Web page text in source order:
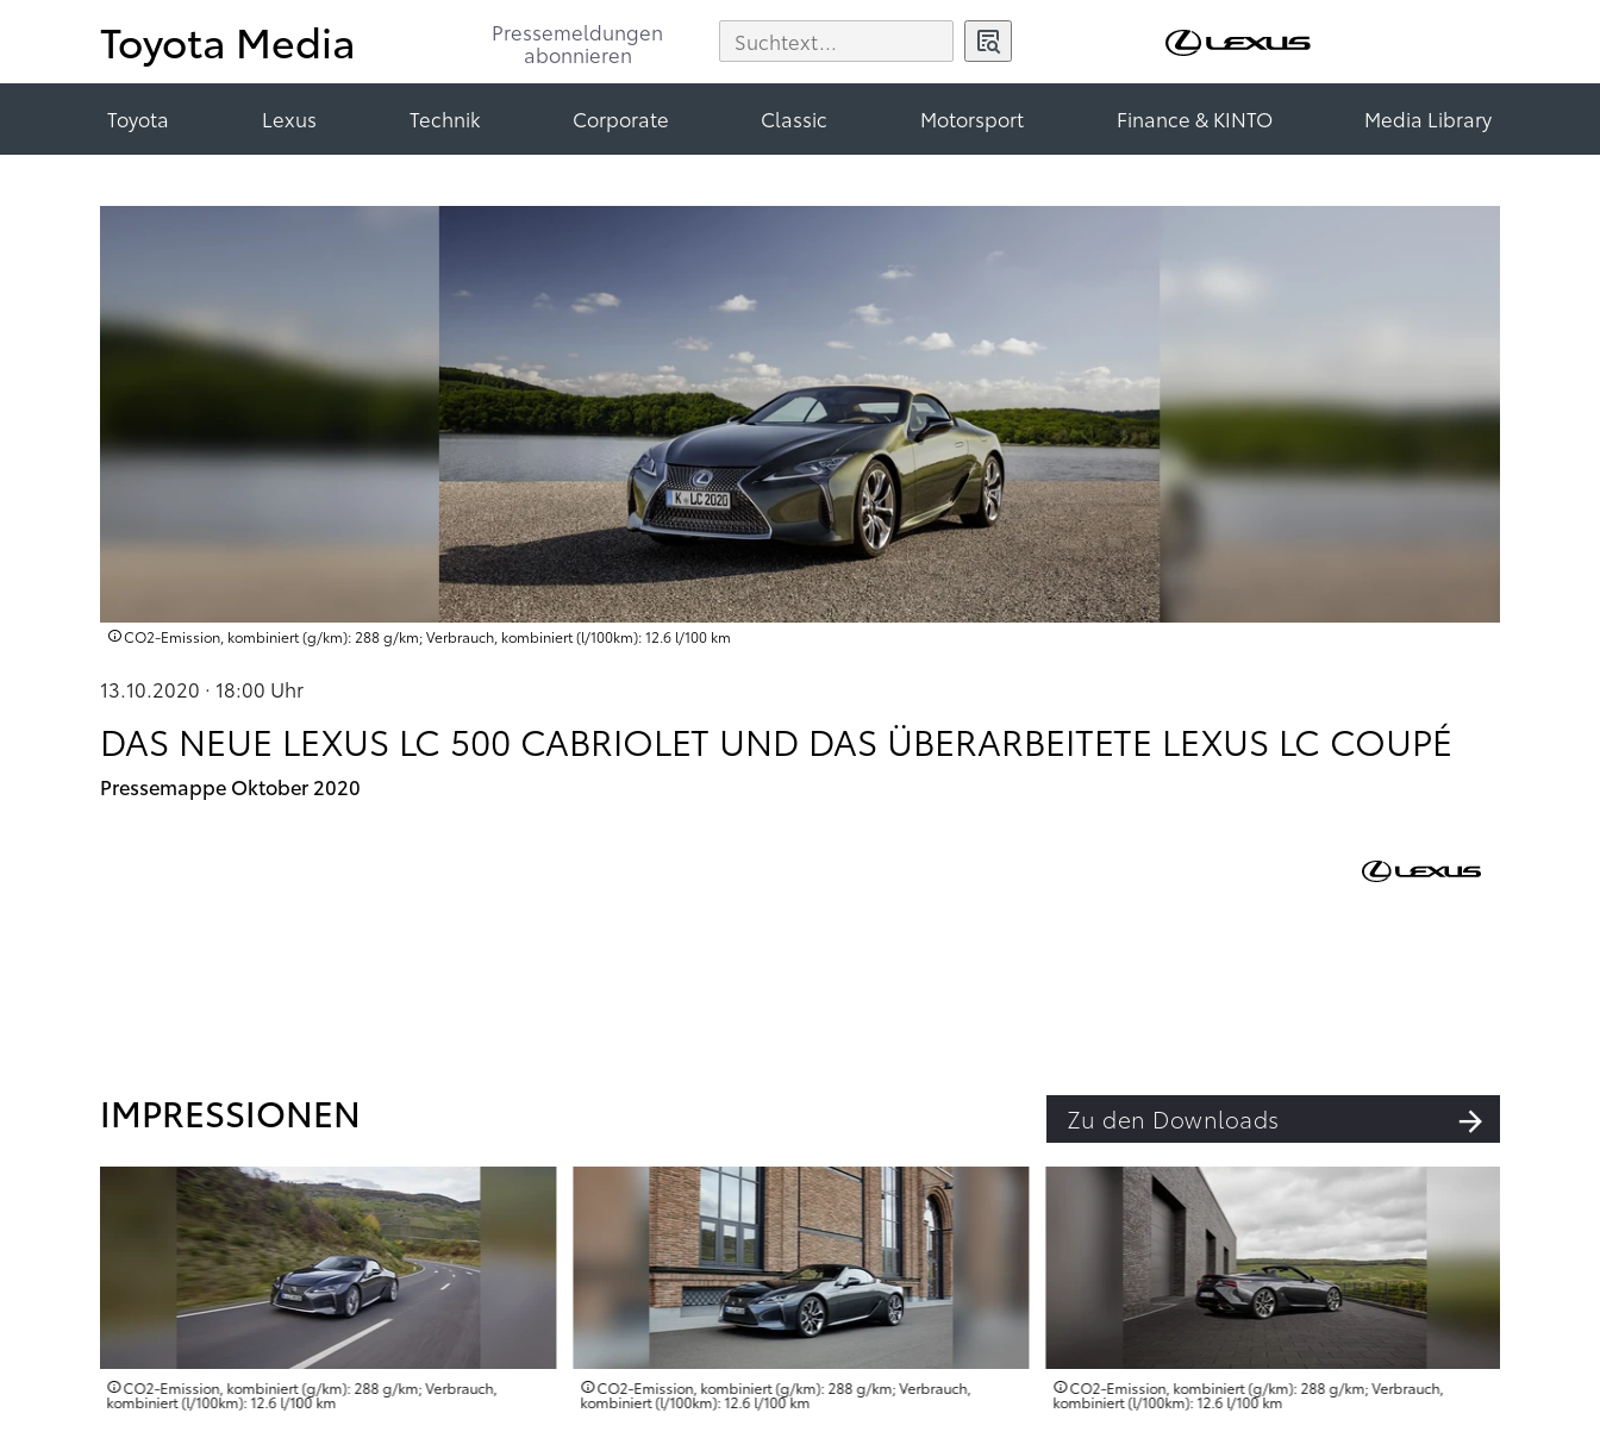
Toyota Media
Pressemeldungen
abonnieren
Toyota Lexus Technik Corporate Classic Motorsport Finance & KINTO Media Library
CO2-Emission, kombiniert (g/km): 288 g/km; Verbrauch, kombiniert (l/100km): 12.6 l/100 km
13.10.2020 · 18:00 Uhr
DAS NEUE LEXUS LC 500 CABRIOLET UND DAS ÜBERARBEITETE LEXUS LC COUPÉ
Pressemappe Oktober 2020
IMPRESSIONEN Zu den Downloads
CO2-Emission, kombiniert (g/km): 288 g/km; Verbrauch,
kombiniert (l/100km): 12.6 l/100 km
CO2-Emission, kombiniert (g/km): 288 g/km; Verbrauch,
kombiniert (l/100km): 12.6 l/100 km
CO2-Emission, kombiniert (g/km): 288 g/km; Verbrauch,
kombiniert (l/100km): 12.6 l/100 km